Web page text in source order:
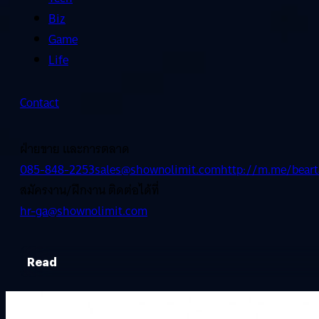
Biz
Game
Life
Contact
ฝ่ายขาย และการตลาด
085-848-2253sales@shownolimit.comhttp://m.me/
สมัครงาน/ฝึกงาน ติดต่อได้ที่
hr-ga@shownolimit.com
Read